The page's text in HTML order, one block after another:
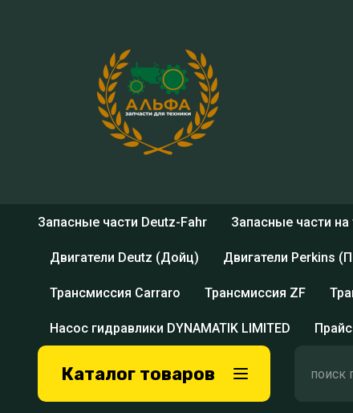
Запасные части Deutz-Fahr Запасные части
Двигатели Deutz (Дойц) Двигатели Perkins
Трансмисcия Carraro Трансмиссия ZF
Насос гидравлики DYNAMATIK LIMITED
Каталог товаров